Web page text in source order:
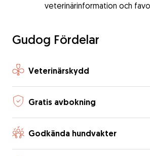
veterinärinformation och
Gudog Fördelar
Veterinärskydd
Gratis avbokning
Godkända hundvakter